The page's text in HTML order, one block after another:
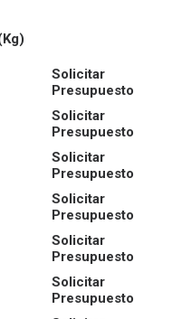
Solicitar
Presupuesto
Solicitar
Presupuesto
Solicitar
Presupuesto
Solicitar
Presupuesto
Solicitar
Presupuesto
Solicitar
Presupuesto